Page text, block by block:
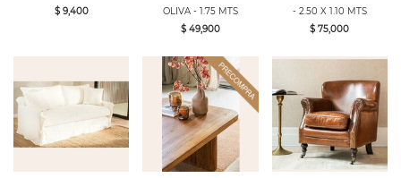
$ 9,400
OLIVA - 1.75 MTS
$ 49,900
- 2.50 X 1.10 MTS
$ 75,000